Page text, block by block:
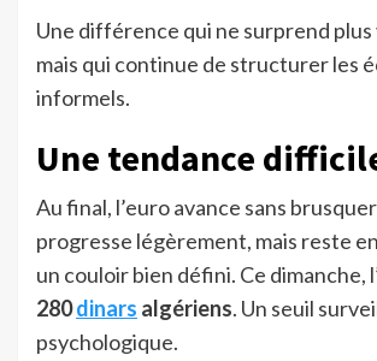
Une différence qui ne surprend
mais qui continue de structurer les
informels.
Une tendance
Au final, l’euro avance sans
progresse légèrement, mais reste
un couloir bien défini. Ce dimanche,
280dinars algériens. Un seuil
psychologique.